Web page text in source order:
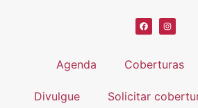
Agenda Coberturas
Divulgue Solicitar